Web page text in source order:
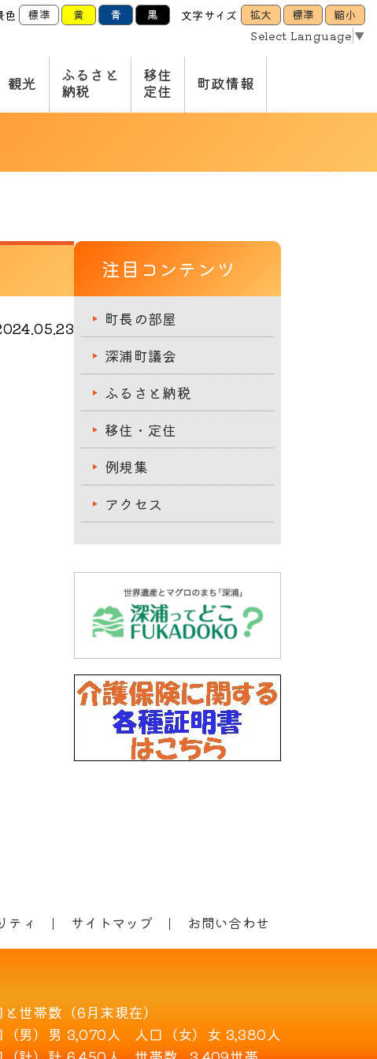
色 標準 黄 青 黒 文字サイズ 拡大 標準
縮小
Select Language ▼
観光
ふるさと
納税
移住
定住
町政情報
注目コンテンツ
町長の部屋
深浦町議会
ふるさと納税
移住・定住
例規集
アクセス
ティ サイトマップ お問い合わせ
世帯数（6月末現在）
男） 男 3,070人 人口（女） 女 3,380人